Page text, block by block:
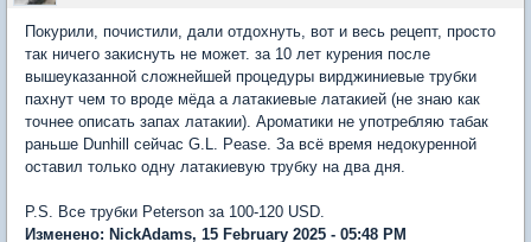
Покурили, почистили, дали отдохнуть, вот и весь рецепт, просто
так ничего закиснуть не может. за 10 лет курения после
вышеуказанной сложнейшей процедуры вирджиниевые трубки
пахнут чем то вроде мёда а латакиевые латакией (не знаю как
точнее описать запах латакии). Ароматики не употребляю табак
раньше Dunhill сейчас G.L. Pease. За всё время недокуренной
оставил только одну латакиевую трубку на два дня.
P.S. Все трубки Peterson за 100-120 USD.
Изменено: NickAdams, 15 February 2025 - 05:48 PM